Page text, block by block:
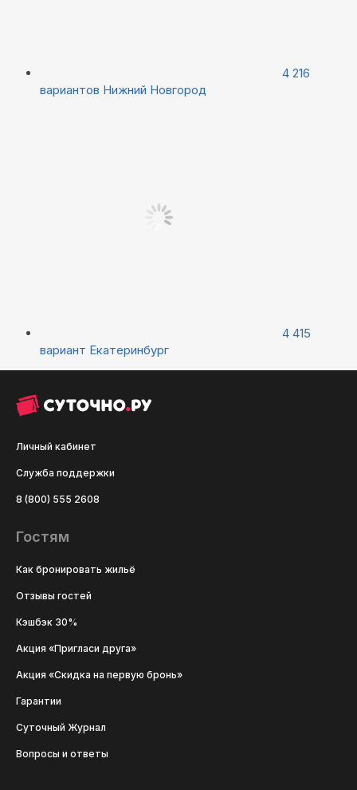
4 216
вариантов Нижний Новгород
4 415
вариант Екатеринбург
Личный кабинет
Служба поддержки
8 (800) 555 2608
Гостям
Как бронировать жильё
Отзывы гостей
Кэшбэк 30%
Акция «Пригласи друга»
Акция «Скидка на первую бронь»
Гарантии
Суточный Журнал
Вопросы и ответы